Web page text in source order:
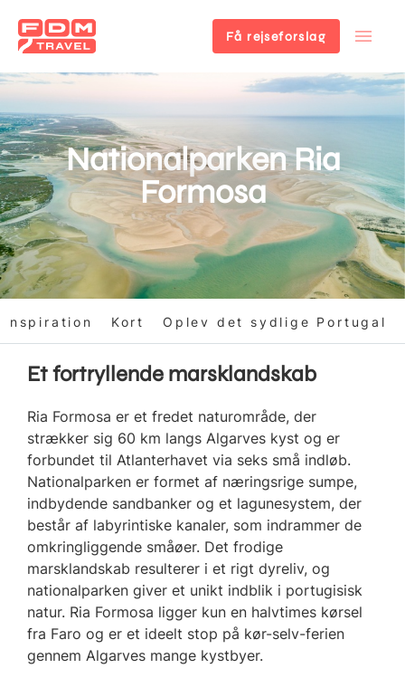
Gå
til
hovedindhold
Få rejseforslag
Nationalparken Ria
Formosa
Inspiration Kort Oplev det sydlige Portugal
Et fortryllende marsklandskab
Ria Formosa er et fredet naturområde, der
strækker sig 60 km langs Algarves kyst og er
forbundet til Atlanterhavet via seks små indløb.
Nationalparken er formet af næringsrige sumpe,
indbydende sandbanker og et lagunesystem, der
består af labyrintiske kanaler, som indrammer de
omkringliggende småøer. Det frodige
marsklandskab resulterer i et rigt dyreliv, og
nationalparken giver et unikt indblik i portugisisk
natur. Ria Formosa ligger kun en halvtimes kørsel
fra Faro og er et ideelt stop på kør-selv-ferien
gennem Algarves mange kystbyer.